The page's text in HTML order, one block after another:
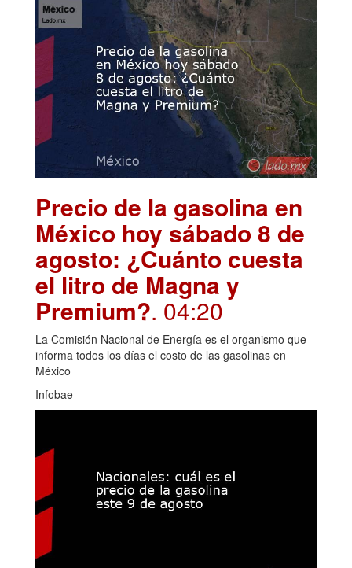
Precio de la gasolina en
México hoy sábado 8 de
agosto: ¿Cuánto cuesta
el litro de Magna y
Premium?. 04:20
La Comisión Nacional de Energía es el organismo que
informa todos los días el costo de las gasolinas en
México
Infobae